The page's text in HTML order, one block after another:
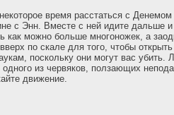
время расстаться с
с Энн. Вместе с ней идите дальше
как можно больше многоножек, а
по скале для того, чтобы
поскольку они могут вас
одного из червяков, ползающих
движение.